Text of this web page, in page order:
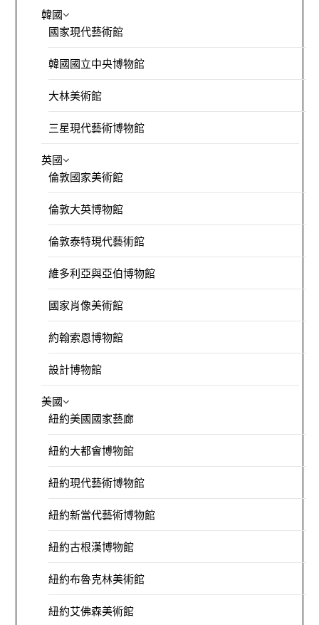
韓國
國家現代藝術館
韓國國立中央博物館
大林美術館
三星現代藝術博物館
英國
倫敦國家美術館
倫敦大英博物館
倫敦泰特現代藝術館
維多利亞與亞伯博物館
國家肖像美術館
約翰索恩博物館
設計博物館
美國
紐約美國國家藝廊
紐約大都會博物館
紐約現代藝術博物館
紐約新當代藝術博物館
紐約古根漢博物館
紐約布魯克林美術館
紐約艾佛森美術館